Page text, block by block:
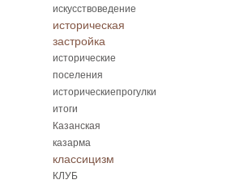
искусствоведение
историческая
застройка
исторические
поселения
историческиепрогулки
итоги
Казанская
казарма
классицизм
КЛУБ